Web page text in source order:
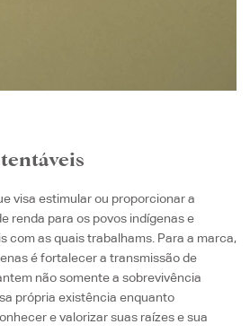
visa estimular ou proporcionar a
renda para os povos indígenas e
com as quais trabalhams. Para a marca,
é fortalecer a transmissão de
não somente a sobrevivência
própria existência enquanto
e valorizar suas raízes e sua